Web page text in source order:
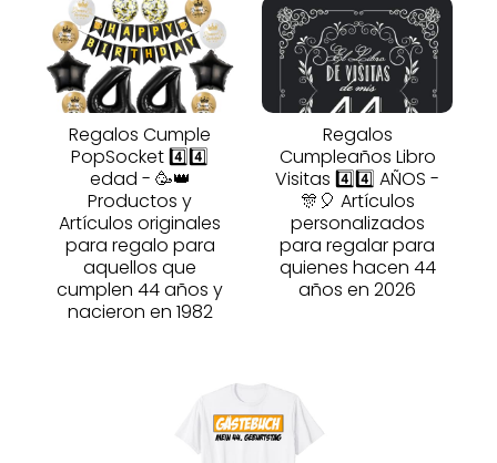
Regalos Cumple
PopSocket 4️⃣4️⃣
edad - 🥳👑
Productos y
Artículos originales
para regalo para
aquellos que
cumplen 44 años y
nacieron en 1982
Regalos
Cumpleaños Libro
Visitas 4️⃣4️⃣ AÑOS -
🎊🎈 Artículos
personalizados
para regalar para
quienes hacen 44
años en 2026